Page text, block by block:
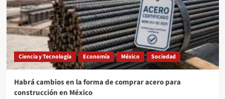
Ciencia y Tecnología Economía México Sociedad
Habrá cambios en la forma de comprar acero para
construcción en México